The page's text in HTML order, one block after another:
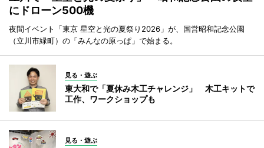
にドローン500機
夜間イベント「東京 星空と光の夏祭り2026」が、国営昭和記念公園
（立川市緑町）の「みんなの原っぱ」で始まる。
見る・遊ぶ
東大和で「夏休み木工チャレンジ」 木工キットで
工作、ワークショップも
見る・遊ぶ